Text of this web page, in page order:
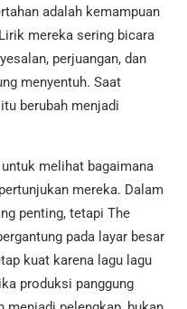
adalah kemampuan
mereka sering bicara
perjuangan, dan
menyentuh. Saat
berubah menjadi
melihat bagaimana
mereka. Dalam
penting, tetapi The
pada layar besar
kuat karena lagu lagu
produksi panggung